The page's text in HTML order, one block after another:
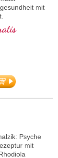
mit
5 von 5 Sternen
Psyche
mit